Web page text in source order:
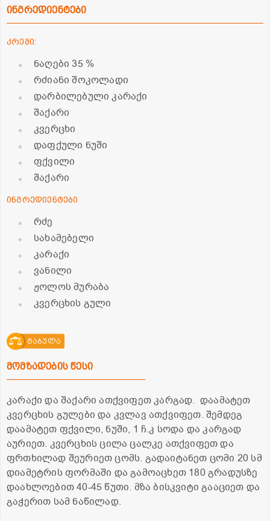
ინგრედიენტები
კრემი:
ნაღები 35 %
რძიანი შოკოლადი
დარბილებული კარაქი
შაქარი
კვერცხი
დაფქული ნუში
ფქვილი
შაქარი
ინგრედიენტები
რძე
სახამებელი
კარაქი
ვანილი
ჟოლოს მურაბა
კვერცხის გული
ტაბულა
მომზადების წესი
კარაქი და შაქარი ათქვიფეთ კარგად. დაამატეთ
კვერცხის გულები და კვლავ ათქვიფეთ. შემდეგ
დაამატეთ ფქვილი, ნუში, 1 ჩ.კ სოდა და კარგად
აურიეთ. კვერცხის ცილა ცალკე ათქვიფეთ და
ფრთხილად შეურიეთ ცომს. გადაიტანეთ ცომი 20 სმ
დიამეტრის ფორმაში და გამოაცხეთ 180 გრადუსზე
დაახლოებით 40-45 წუთი. მზა ბისკვიტი გააციეთ და
გაჭერით სამ ნაწილად.